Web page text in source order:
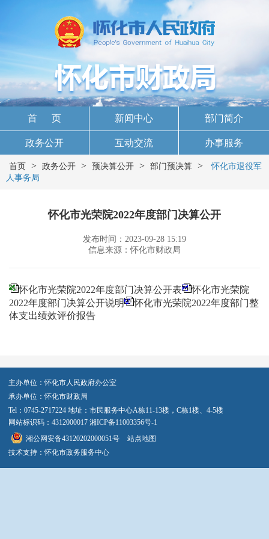
首 页 新闻中心 部门简介
政务公开 互动交流 办事服务
首页 > 政务公开 > 预决算公开 > 部门预决算 >
怀化市退役军
人事务局
怀化市光荣院2022年度部门决算公开
发布时间：2023-09-28 15:19
信息来源：怀化市财政局
怀化市光荣院2022年度部门决算公开表
怀化市光荣院
2022年度部门决算公开说明
怀化市光荣院2022年度部门整
体支出绩效评价报告
主办单位：怀化市人民政府办公室
承办单位：怀化市财政局
Tel：0745-2717224 地址：市民服务中心A栋11-13楼，C栋1楼、4-5楼
网站标识码：4312000017 湘ICP备11003356号-1
湘公网安备43120202000051号
站点地图
技术支持：怀化市政务服务中心